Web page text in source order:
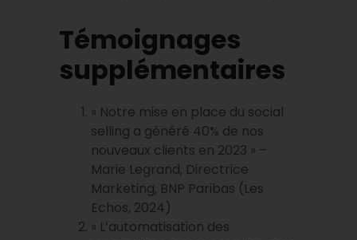
Témoignages
supplémentaires
« Notre mise en place du social
selling a généré 40% de nos
nouveaux clients en 2023 » –
Marie Legrand, Directrice
Marketing, BNP Paribas (Les
Echos, 2024)
« L’automatisation des